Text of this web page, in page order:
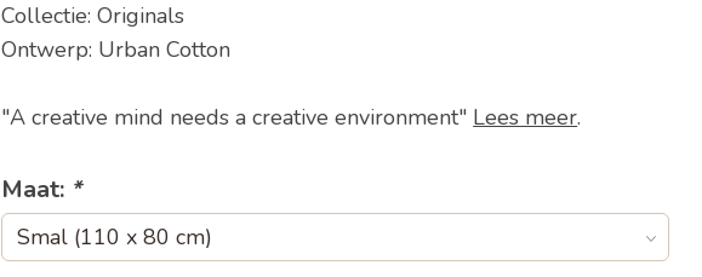
Collectie: Originals
Ontwerp: Urban Cotton
"A creative mind needs a creative environment" Lees meer.
Maat: *